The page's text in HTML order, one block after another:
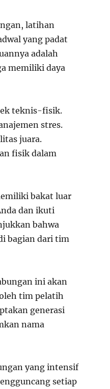
latihan
yang padat
adalah
memiliki daya
teknis-fisik.
stres.
juara.
fisik dalam
bakat luar
dan ikuti
bahwa
bagian dari tim
ini akan
tim pelatih
generasi
nama
yang intensif
setiap